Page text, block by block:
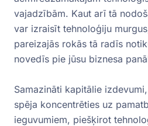
vajadzībām. Kaut arī tā
var izraisīt tehnoloģiju
pareizajās rokās tā radīs
novedīs pie jūsu biznesa
Samazināti kapitālie
spēja koncentrēties uz
ieguvumiem, piešķirot